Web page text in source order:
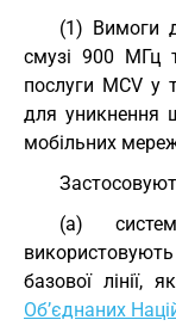
(1) Вимоги
смузі 900 МГц
послуги MCV у
для уникнення
мобільних
(a)
базової лінії,
Об’єднаних